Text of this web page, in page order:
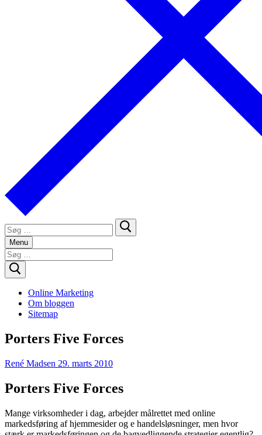
Søg
efter:
Menu
Søg
efter:
Online Marketing
Om bloggen
Sitemap
Porters Five Forces
René Madsen 29. marts 2010
Porters Five Forces
Mange virksomheder i dag, arbejder målrettet med online
markedsføring af hjemmesider og e handelsløsninger, men hvor